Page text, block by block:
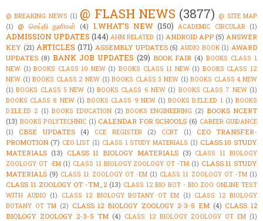
@ BREAKING NEWS (1) @ FLASH NEWS (3877) @ SITE MAP
(1) @ செய்தி துளிகள் (4) 1.WHAT'S NEW (150) ACADEMIC CIRCULAR (1)
ADMISSION UPDATES (144) AHM RELATED (1) ANDROID APP (5) ANSWER
KEY (21) ARTICLES (171) ASSEMBLY UPDATES (6) AUDIO BOOK (1) AWARD
UPDATES (8) BANK JOB UPDATES (29) BOOK FAIR (4) BOOKS CLASS 1
NEW (1) BOOKS CLASS 10 NEW (1) BOOKS CLASS 11 NEW (1) BOOKS CLASS 12
NEW (1) BOOKS CLASS 2 NEW (1) BOOKS CLASS 3 NEW (1) BOOKS CLASS 4 NEW
(1) BOOKS CLASS 5 NEW (1) BOOKS CLASS 6 NEW (1) BOOKS CLASS 7 NEW (1)
BOOKS CLASS 8 NEW (1) BOOKS CLASS 9 NEW (1) BOOKS D.ELE.ED 1 (1) BOOKS
D.ELE.ED 2 (1) BOOKS EDUCATION (2) BOOKS ENGINEERING (2) BOOKS NCERT
(13) BOOKS POLYTECHNIC (1) CALENDAR FOR SCHOOLS (6) CAREER GUIDANCE
(1)
CBSE UPDATES (4) CCE REGISTER (2) CCRT (1)
CEO TRANSFER-
PROMOTION (7) CEO LIST (1) CLASS 1 STUDY MATERIALS (1) CLASS 10 STUDY
MATERIALS (13) CLASS 11 BIOLOGY MATERIALS (3) CLASS 11 BIOLOGY
ZOOLOGY OT -EM (1) CLASS 11 BIOLOGY ZOOLOGY OT -TM (1) CLASS 11 STUDY
MATERIALS (9) CLASS 11 ZOOLOGY OT -EM (1) CLASS 11 ZOOLOGY OT -TM (1)
CLASS 11 ZOOLOGY OT -TM_2 (13) CLASS 12 BIO BOT - BIO ZOO ONLINE TEST
WITH AUDIO (1) CLASS 12 BIOLOGY BOTANY OT EM (1) CLASS 12 BIOLOGY
BOTANY OT TM (2) CLASS 12 BIOLOGY ZOOLOGY 2-3-5 EM (4) CLASS 12
BIOLOGY ZOOLOGY 2-3-5 TM (4) CLASS 12 BIOLOGY ZOOLOGY OT EM (1)